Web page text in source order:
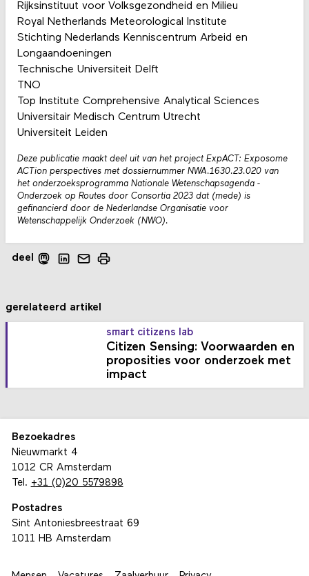
deel
Rijksinstituut voor Volksgezondheid en Milieu
Royal Netherlands Meteorological Institute
Stichting Nederlands Kenniscentrum Arbeid en
Longaandoeningen
Technische Universiteit Delft
TNO
Top Institute Comprehensive Analytical Sciences
Universitair Medisch Centrum Utrecht
Universiteit Leiden
Deze publicatie maakt deel uit van het project ExpACT: Exposome
ACTion perspectives met dossiernummer NWA.1630.23.020 van
het onderzoeksprogramma Nationale Wetenschapsagenda -
Onderzoek op Routes door Consortia 2023 dat (mede) is
gefinancierd door de Nederlandse Organisatie voor
Wetenschappelijk Onderzoek (NWO).
gerelateerd artikel
smart citizens lab
Citizen Sensing: Voorwaarden en
proposities voor onderzoek met
impact
Bezoekadres
Nieuwmarkt 4
1012 CR Amsterdam
Tel. +31 (0)20 5579898
Postadres
Sint Antoniesbreestraat 69
1011 HB Amsterdam